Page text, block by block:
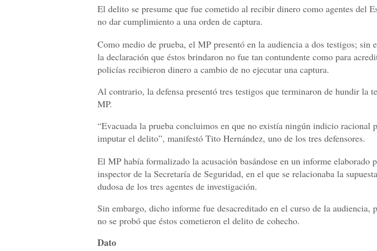
El delito se presume que fue cometido al recibir dinero como agentes del
no dar cumplimiento a una orden de captura.
Como medio de prueba, el MP presentó en la audiencia a dos testigos; sin
la declaración que éstos brindaron no fue tan contundente como para
policías recibieron dinero a cambio de no ejecutar una captura.
Al contrario, la defensa presentó tres testigos que terminaron de hundir la
MP.
“Evacuada la prueba concluimos en que no existía ningún indicio racional
imputar el delito”, manifestó Tito Hernández, uno de los tres defensores.
El MP había formalizado la acusación basándose en un informe elaborado
inspector de la Secretaría de Seguridad, en el que se relacionaba la
dudosa de los tres agentes de investigación.
Sin embargo, dicho informe fue desacreditado en el curso de la audiencia,
no se probó que éstos cometieron el delito de cohecho.
Dato